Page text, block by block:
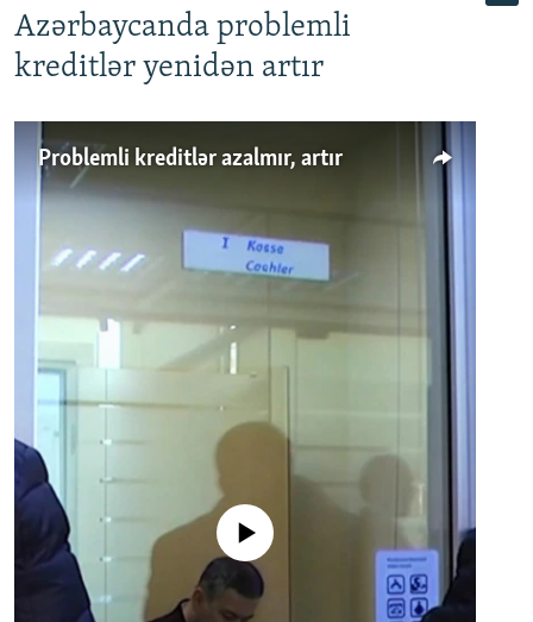
Azərbaycanda problemli
kreditlər yenidən artır
Problemli kreditlər azalmır, artır
No media source currently available